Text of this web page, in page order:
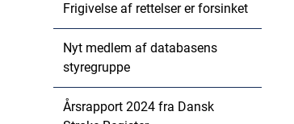
Frigivelse af rettelser er forsinket
Nyt medlem af databasens
styregruppe
Årsrapport 2024 fra Dansk